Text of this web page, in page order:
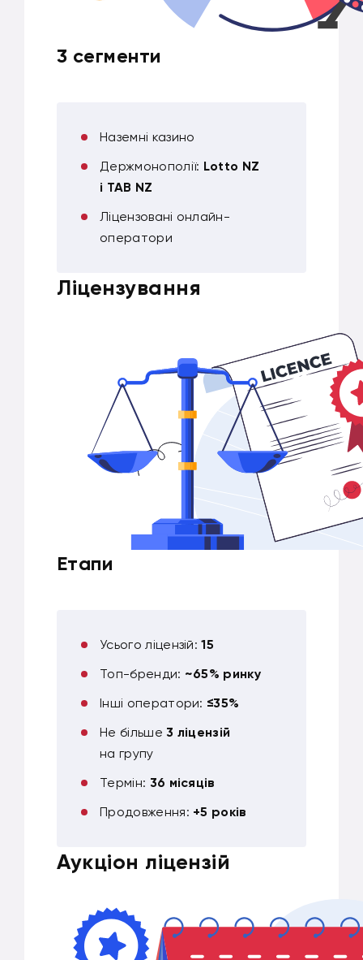
3 сегменти
Наземні казино
Держмонополії: Lotto NZ
і TAB NZ
Ліцензовані онлайн-
оператори
Ліцензування
Етапи
Усього ліцензій:15
Топ-бренди: ~65% ринку
Інші оператори: ≤35%
Не більше 3 ліцензій
на групу
Термін: 36 місяців
Продовження: +5 років
Аукціон ліцензій